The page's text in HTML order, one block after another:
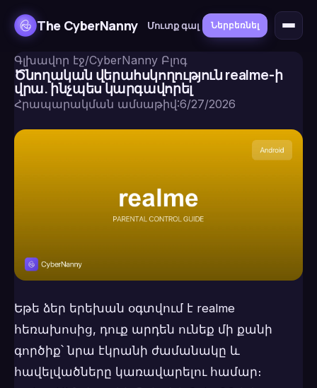
The CyberNanny Մուտք գալ Ներբեռնել
Գլխավոր էջ/CyberNanny Բլոգ
Ծնողական վերահսկողություն realme-ի
վրա. ինչպես կարգավորել
Հրապարակման ամսաթիվ:6/27/2026
Եթե ձեր երեխան օգտվում է realme
հեռախոսից, դուք արդեն ունեք մի քանի
գործիք՝ նրա էկրանի ժամանակը և
հավելվածները կառավարելու համար։